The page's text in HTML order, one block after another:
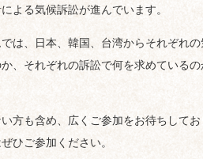
よる気候訴訟が進んでいます。
は、日本、韓国、台湾からそれぞれ
、それぞれの訴訟で何を求めている
方も含め、広くご参加をお待ちして
ひご参加ください。